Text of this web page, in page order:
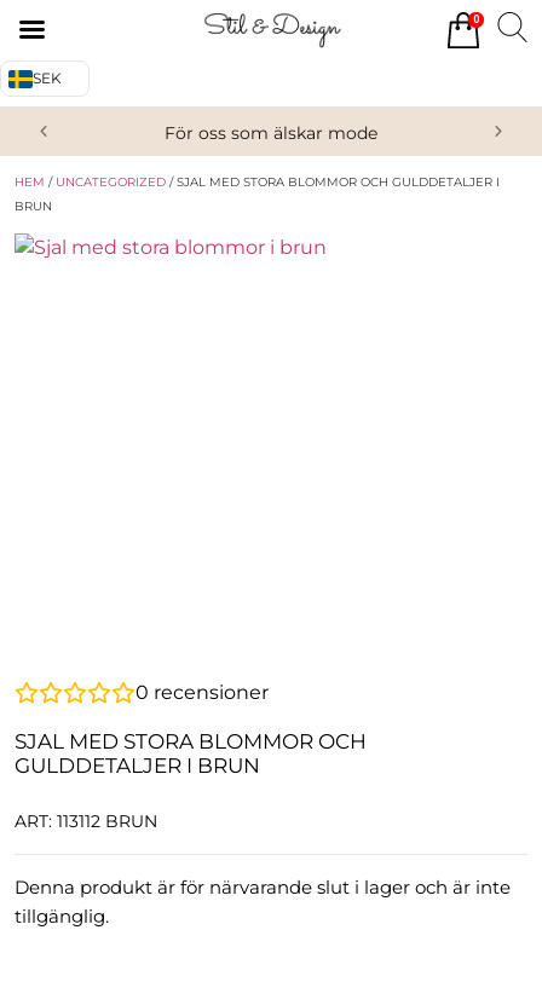
SEK
För oss som älskar mode
HEM / UNCATEGORIZED / SJAL MED STORA BLOMMOR OCH GULDDETALJER I
BRUN
0 recensioner
SJAL MED STORA BLOMMOR OCH
GULDDETALJER I BRUN
ART: 113112 BRUN
Denna produkt är för närvarande slut i lager och är inte
tillgänglig.
0
Alla produkter
Accessoarer
Om oss